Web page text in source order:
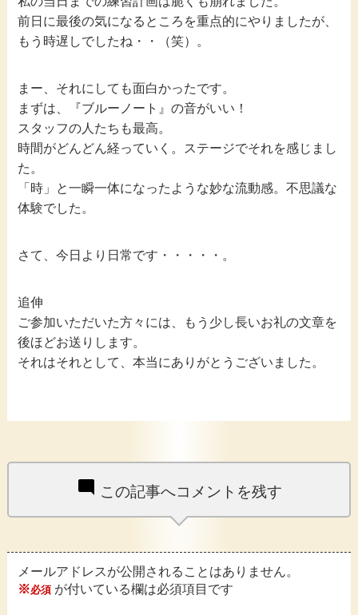
前日に最後の気になるところを重点的にやりましたが、
もう時遅しでしたね・・（笑）。
まー、それにしても面白かったです。
まずは、『ブルーノート』の音がいい！
スタッフの人たちも最高。
時間がどんどん経っていく。ステージでそれを感じまし
た。
「時」と一瞬一体になったような妙な流動感。不思議な
体験でした。
さて、今日より日常です・・・・・。
追伸
ご参加いただいた方々には、もう少し長いお礼の文章を
後ほどお送りします。
それはそれとして、本当にありがとうございました。
この記事へコメントを残す
メールアドレスが公開されることはありません。
※
が付いている欄は必須項目です